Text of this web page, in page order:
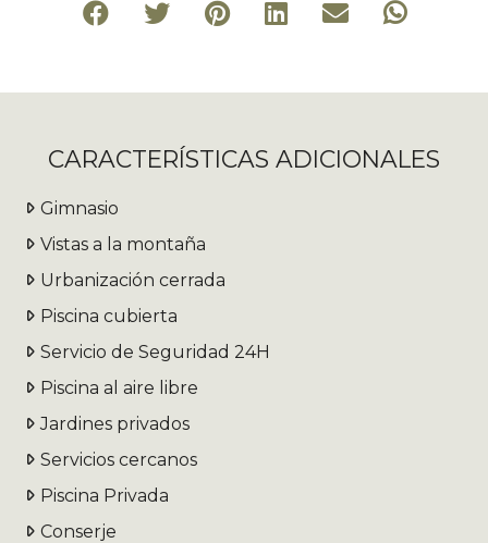
CARACTERÍSTICAS ADICIONALES
Gimnasio
Vistas a la montaña
Urbanización cerrada
Piscina cubierta
Servicio de Seguridad 24H
Piscina al aire libre
Jardines privados
Servicios cercanos
Piscina Privada
Conserje